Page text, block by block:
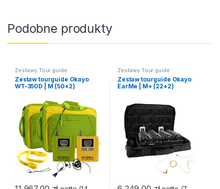
Podobne produkty
Zestawy Tour guide
Zestaw tourguide Okayo
WT-350D | M (50+2)
Zestawy Tour guide
Zestaw tourguide Okayo
EarMe | M+ (22+2)